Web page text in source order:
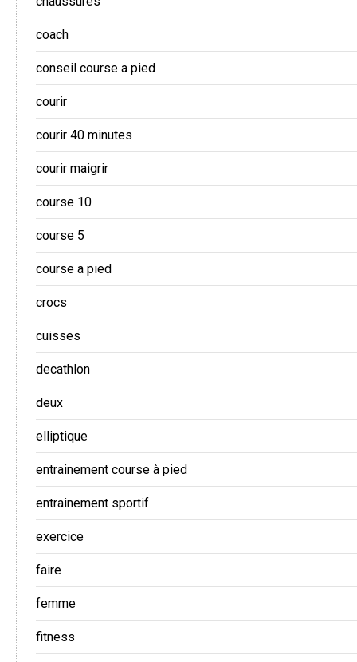
coach
conseil course a pied
courir
courir 40 minutes
courir maigrir
course 10
course 5
course a pied
crocs
cuisses
decathlon
deux
elliptique
entrainement course à pied
entrainement sportif
exercice
faire
femme
fitness